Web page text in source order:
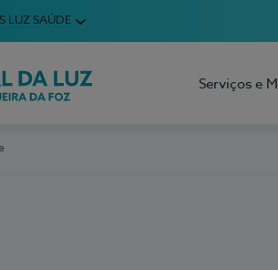
LUZ SAÚDE
da Figueira da Foz
Serviços e